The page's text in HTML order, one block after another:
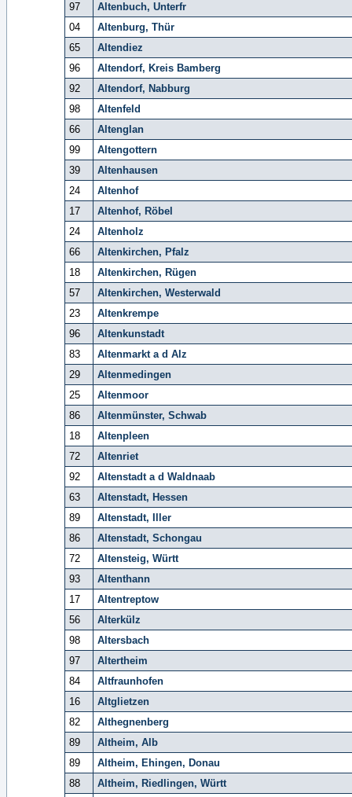
97
Altenbuch, Unterfr
04
Altenburg, Thür
65
Altendiez
96
Altendorf, Kreis Bamberg
92
Altendorf, Nabburg
98
Altenfeld
66
Altenglan
99
Altengottern
39
Altenhausen
24
Altenhof
17
Altenhof, Röbel
24
Altenholz
66
Altenkirchen, Pfalz
18
Altenkirchen, Rügen
57
Altenkirchen, Westerwald
23
Altenkrempe
96
Altenkunstadt
83
Altenmarkt a d Alz
29
Altenmedingen
25
Altenmoor
86
Altenmünster, Schwab
18
Altenpleen
72
Altenriet
92
Altenstadt a d Waldnaab
63
Altenstadt, Hessen
89
Altenstadt, Iller
86
Altenstadt, Schongau
72
Altensteig, Württ
93
Altenthann
17
Altentreptow
56
Alterkülz
98
Altersbach
97
Altertheim
84
Altfraunhofen
16
Altglietzen
82
Althegnenberg
89
Altheim, Alb
89
Altheim, Ehingen, Donau
88
Altheim, Riedlingen, Württ